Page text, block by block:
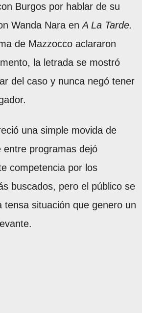
Burgos por hablar de su
Wanda Nara enA La Tarde.
de Mazzocco aclararon
la letrada se mostró
del caso y nunca negó tener
una simple movida de
entre programas dejó
competencia por los
buscados, pero el público se
tensa situación que genero un